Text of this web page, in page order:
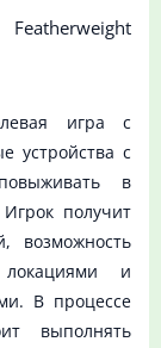
Featherweight
игра с
устройства с
в
получит
возможность
и
В процессе
выполнять